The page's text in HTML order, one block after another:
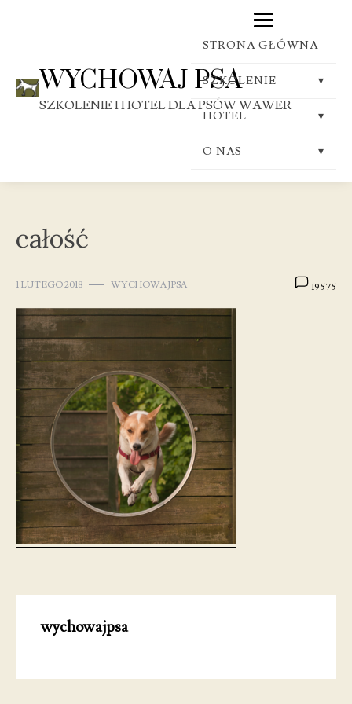
WYCHOWAJ PSA
SZKOLENIE I HOTEL DLA PSÓW WAWER
STRONA GŁÓWNA
SZKOLENIE
PRZEDSZKOLE
POSŁUSZEŃSTWO
KLUB
HOTEL
WARUNKI
O NAS
CENNIK
całość
1 LUTEGO 2018 WYCHOWAJPSA 19 575
wychowajpsa